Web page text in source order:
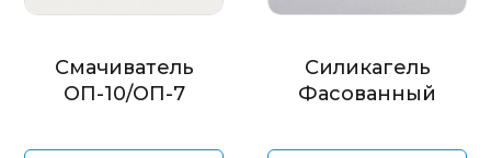
Смачиватель
ОП-10/ОП-7
Силикагель
Фасованный